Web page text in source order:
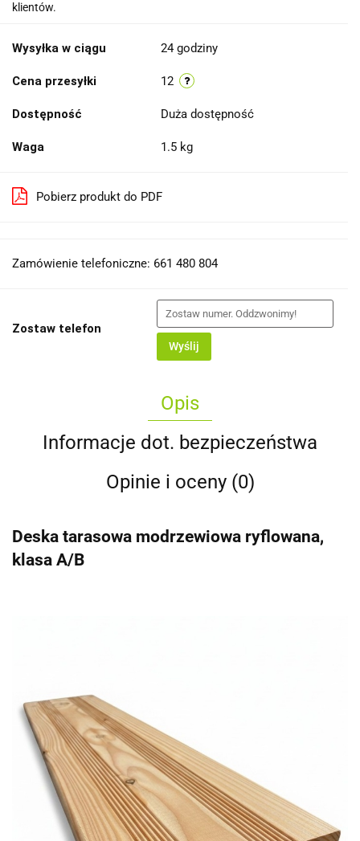
klientów.
Wysyłka w ciągu 24 godziny
Cena przesyłki 12
Dostępność Duża dostępność
Waga 1.5 kg
Pobierz produkt do PDF
Zamówienie telefoniczne: 661 480 804
Zostaw telefon
Wyślij
Opis
Informacje dot. bezpieczeństwa
Opinie i oceny (0)
Deska tarasowa modrzewiowa ryflowana,
klasa A/B